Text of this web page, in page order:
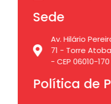
Sede
Av. Hilário
71 - Torre
- CEP 06010-170
Política de